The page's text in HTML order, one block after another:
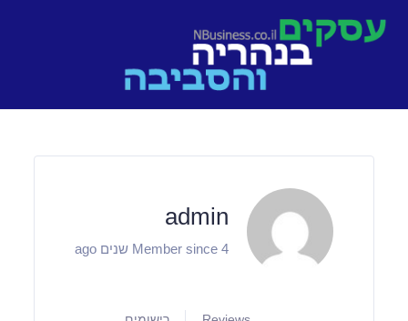
admin
Member since 4 שנים ago